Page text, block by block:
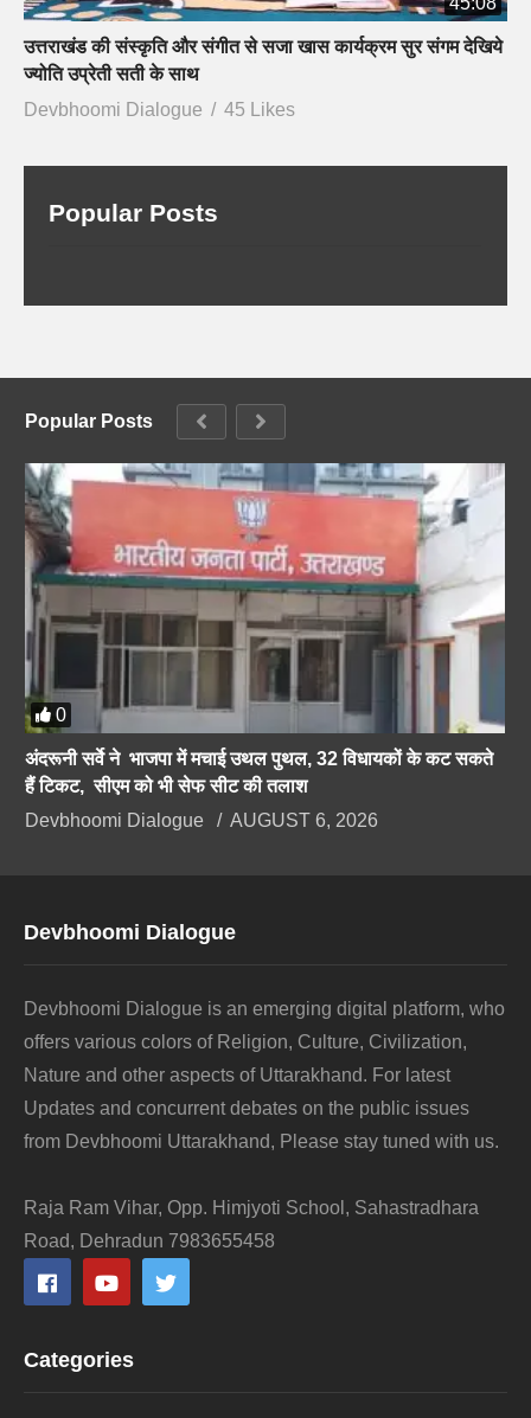
उत्तराखंड की संस्कृति और संगीत से सजा खास कार्यक्रम सुर संगम देखिये
ज्योति उप्रेती सती के साथ
Devbhoomi Dialogue
45 Likes
Popular Posts
Popular Posts
0
अंदरूनी सर्वे ने भाजपा में मचाई उथल पुथल, 32 विधायकों के कट सकते
हैं टिकट, सीएम को भी सेफ सीट की तलाश
Devbhoomi Dialogue
AUGUST 6, 2026
Devbhoomi Dialogue
Devbhoomi Dialogue is an emerging digital platform, who
offers various colors of Religion, Culture, Civilization,
Nature and other aspects of Uttarakhand. For latest
Updates and concurrent debates on the public issues
from Devbhoomi Uttarakhand, Please stay tuned with us.
Raja Ram Vihar, Opp. Himjyoti School, Sahastradhara
Road, Dehradun 7983655458
Categories